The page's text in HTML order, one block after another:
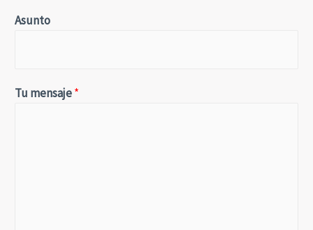
Asunto
Tu mensaje*